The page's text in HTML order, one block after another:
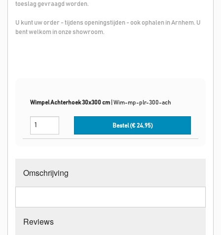
toeslag gevraagd worden.
U kunt uw order - tijdens openingstijden - ook ophalen in Arnhem. U
bent welkom in onze showroom.
Wimpel Achterhoek 30x300 cm Wim-mp-plr-300-ach
Bestel (€24,95)
Omschrijving
Reviews